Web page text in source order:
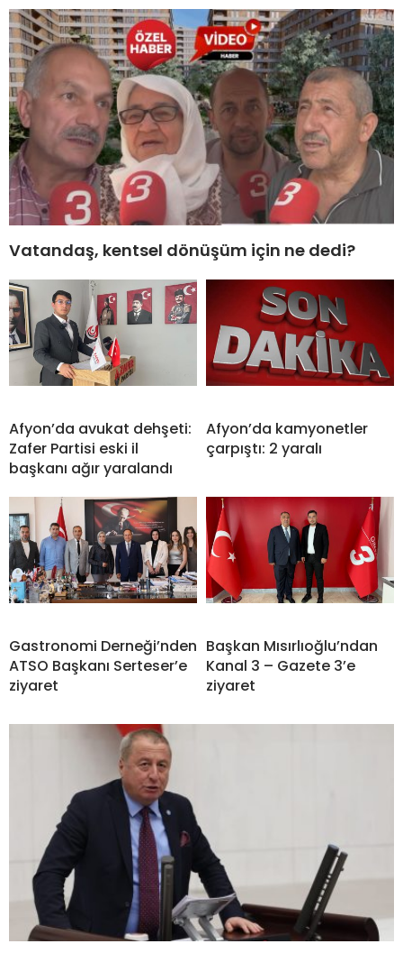
Vatandaş, kentsel dönüşüm için ne dedi?
Afyon’da avukat dehşeti:
Zafer Partisi eski il
başkanı ağır yaralandı
Afyon’da kamyonetler
çarpıştı: 2 yaralı
Gastronomi Derneği’nden
ATSO Başkanı Serteser’e
ziyaret
Başkan Mısırlıoğlu’ndan
Kanal 3 – Gazete 3’e
ziyaret